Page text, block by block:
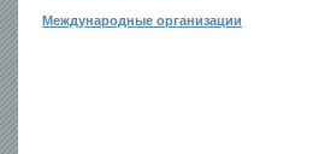
Международные организации